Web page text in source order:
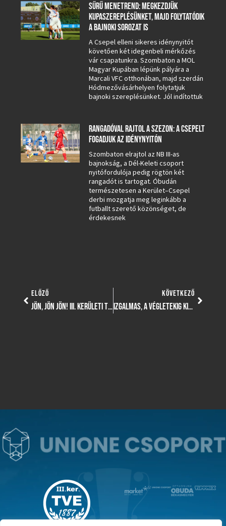
SŰRŰ MENETREND: MEGKEZDJÜK
KUPASZEREPLÉSÜNKET, MAJD FOLYTATÓDIK
A BAJNOKI SOROZAT IS
A Csepel elleni sikeres idénynyitót
követően két idegenbeli mérkőzés
vár csapatunkra. Szombaton a MOL
Magyar Kupában lépünk pályára a
Marcali VFC otthonában, majd szerdán
Hódmezővásárhelyen folytatjuk
bajnoki szereplésünket. Jól indítottuk
RANGADÓVAL RAJTOL A SZEZON: A CSEPELT
FOGADJUK AZ IDÉNYNYITÓN
Szombaton elrajtol az NB III-as
bajnokság, a Dél-Keleti csoport
nyitófordulója pedig rögtön két
rangadót is tartogat. Óbudán
természetesen a Kerület–Csepel
derbi mozgatja meg leginkább a
futballt szerető közönséget, de
érdekesnek
ELŐZŐ
JÖN, JÖN JÖN! III. KERÜLETI TVE – KOMÁROM VSE – BAJNOKI BEHARANGOZÓ!
KÖVETKEZŐ
IZGALMAS, A VÉGLETEKIG KIÉLEZETT CSATÁKAT VÍVTAK FIÚ VÍZILABDA UP-CSAPATAINK A SZEGED ELLEN